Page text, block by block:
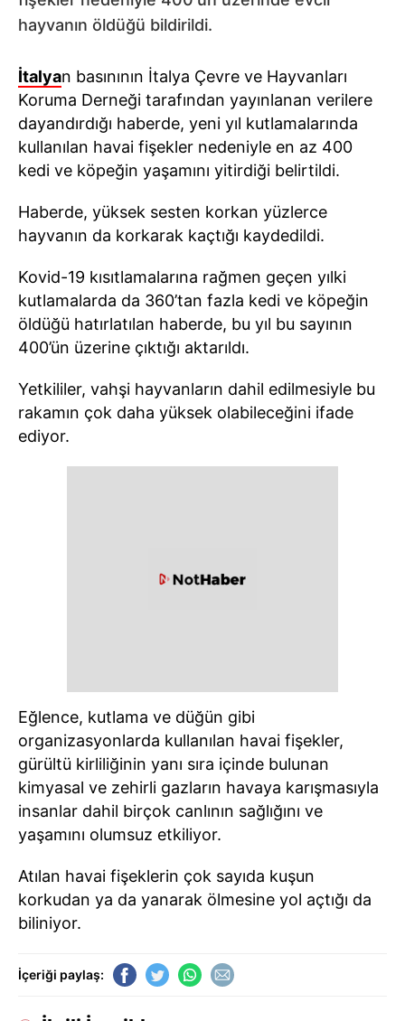
hayvanın öldüğü bildirildi.
İtalyan basınının İtalya Çevre ve Hayvanları
Koruma Derneği tarafından yayınlanan verilere
dayandırdığı haberde, yeni yıl kutlamalarında
kullanılan havai fişekler nedeniyle en az 400
kedi ve köpeğin yaşamını yitirdiği belirtildi.
Haberde, yüksek sesten korkan yüzlerce
hayvanın da korkarak kaçtığı kaydedildi.
Kovid-19 kısıtlamalarına rağmen geçen yılki
kutlamalarda da 360’tan fazla kedi ve köpeğin
öldüğü hatırlatılan haberde, bu yıl bu sayının
400’ün üzerine çıktığı aktarıldı.
Yetkililer, vahşi hayvanların dahil edilmesiyle bu
rakamın çok daha yüksek olabileceğini ifade
ediyor.
Eğlence, kutlama ve düğün gibi
organizasyonlarda kullanılan havai fişekler,
gürültü kirliliğinin yanı sıra içinde bulunan
kimyasal ve zehirli gazların havaya karışmasıyla
insanlar dahil birçok canlının sağlığını ve
yaşamını olumsuz etkiliyor.
Atılan havai fişeklerin çok sayıda kuşun
korkudan ya da yanarak ölmesine yol açtığı da
biliniyor.
İçeriği paylaş: